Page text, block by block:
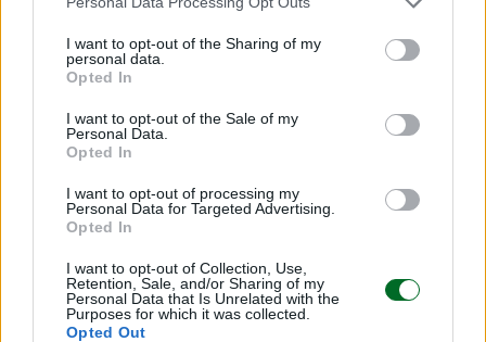
I want to opt-out of the Sharing of my
personal data.
Opted In
I want to opt-out of the Sale of my
Personal Data.
Opted In
I want to opt-out of processing my
Personal Data for Targeted Advertising.
Opted In
I want to opt-out of Collection, Use,
Retention, Sale, and/or Sharing of my
Personal Data that Is Unrelated with the
Purposes for which it was collected.
Opted Out
Redazione
Sfoglia Moneta
MULTIMEDIA